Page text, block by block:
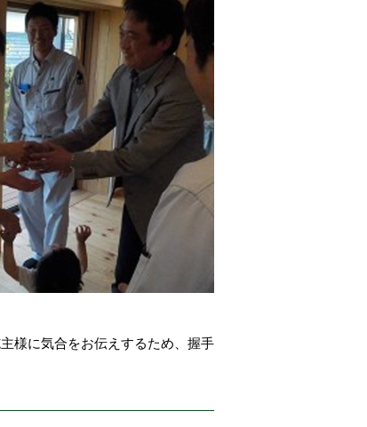
様に気合をお伝えするため、握手